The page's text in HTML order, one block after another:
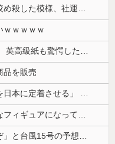
フジテレビが金の卵を産む鶏を自ら絞め殺した模様、社運を賭けたドル箱コンテンツが御蔵入りになってしまい……
ｗｗｗｗｗ
海外「日本人はなんて気高いんだ！」 英高級紙も驚愕した極限の中の日本人の姿に世界が衝撃
品を販売
高市総理「物価上昇を上回る賃上げを日本に定着させる」 →国家公務員月給3.51％増へ 人事院の勧告を受け
【画像】あの人気ポケモン、エッチなフィギュアになってしまう
「近年稀に見るどころの話じゃないぞ」と台風15号の予想進路に困惑する人が多数、偏西風が全く通用していないんだけど……